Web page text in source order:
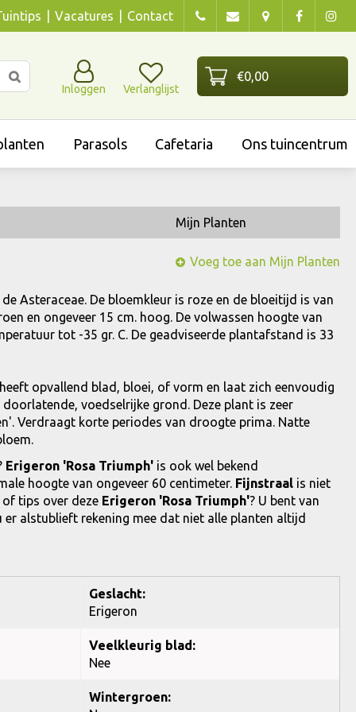
Vacatures Contact
Inloggen Verlanglijst
Parasols Cafetaria Ons tuincentrum
Mijn Planten
Voeg toe aan Mijn Planten
Asteraceae. De bloemkleur is roze en de bloeitijd is van
en ongeveer 15 cm. hoog. De volwassen hoogte van
tot -35 gr. C. De geadviseerde plantafstand is 33
opvallend blad, bloei, of vorm en laat zich eenvoudig
voedselrijke grond. Deze plant is zeer
Verdraagt korte periodes van droogte prima. Natte
Erigeron 'Rosa Triumph'is ook wel bekend
hoogte van ongeveer 60 centimeter. Fijnstraal is niet
tips over deze Erigeron 'Rosa Triumph'? U bent van
alstublieft rekening mee dat niet alle planten altijd
Geslacht:
Erigeron
Veelkleurig blad:
Nee
Wintergroen: